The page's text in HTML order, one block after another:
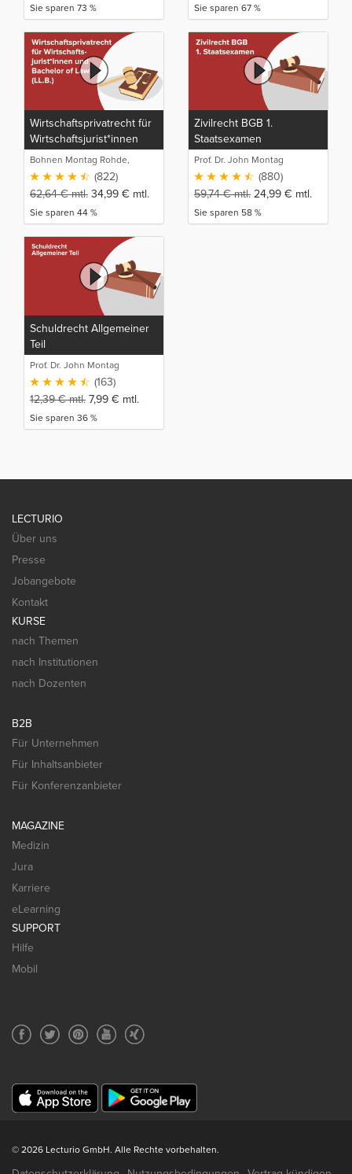
Sie sparen 73 % Sie sparen 67 %
Wirtschaftsprivatrecht für
Wirtschaftsjurist*innen
und Bachelor of Laws
(LL.B.)
Bohnen Montag Rohde,
Juristische Intensivlehrgänge
(822)
62,64€mtl. 34,99 € mtl.
Sie sparen 44 %
Zivilrecht BGB 1.
Staatsexamen
Prof. Dr. John Montag
(880)
59,74€mtl. 24,99 € mtl.
Sie sparen 58 %
Schuldrecht Allgemeiner
Teil
Prof. Dr. John Montag
(163)
12,39€mtl. 7,99 € mtl.
Sie sparen 36 %
LECTURIO
Über uns
Presse
Jobangebote
Kontakt
KURSE
nach Themen
nach Institutionen
nach Dozenten
B2B
Für Unternehmen
Für Inhaltsanbieter
Für Konferenzanbieter
MAGAZINE
Medizin
Jura
Karriere
eLearning
SUPPORT
Hilfe
Mobil
© 2026 Lecturio GmbH. Alle Rechte vorbehalten.